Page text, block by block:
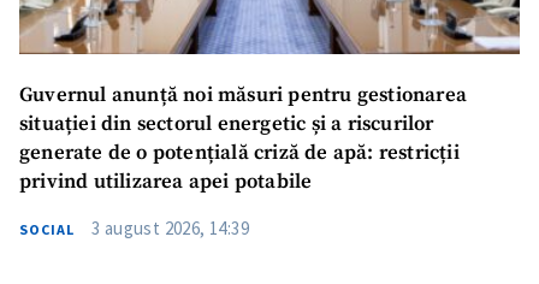
Guvernul anunță noi măsuri pentru gestionarea
situației din sectorul energetic și a riscurilor
generate de o potențială criză de apă: restricții
privind utilizarea apei potabile
SOCIAL 3 august 2026, 14:39